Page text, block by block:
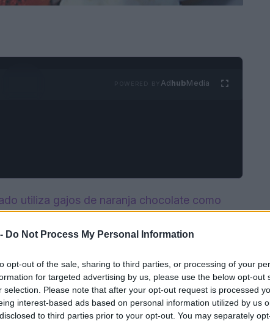
Do Not Process My Personal Information
opt-out of the sale, sharing to third parties, or processing of your
for targeted advertising by us, please use the below opt-out
selection. Please note that after your opt-out request is processed
interest-based ads based on personal information utilized by us
to third parties prior to your opt-out. You may separately
AdhubMedia
utiliza gajos de naranja chocolate como
Es la receta perfecta para hornear con niños
Pascua,¡o en cualquier época del año!